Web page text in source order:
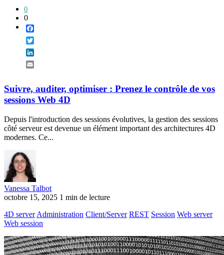
0
0
Suivre, auditer, optimiser : Prenez le contrôle de vos
sessions Web 4D
Depuis l'introduction des sessions évolutives, la gestion des sessions
côté serveur est devenue un élément important des architectures 4D
modernes. Ce...
Vanessa Talbot
octobre 15, 2025 1 min de lecture
4D server Administration Client/Server REST Session Web server
Web session